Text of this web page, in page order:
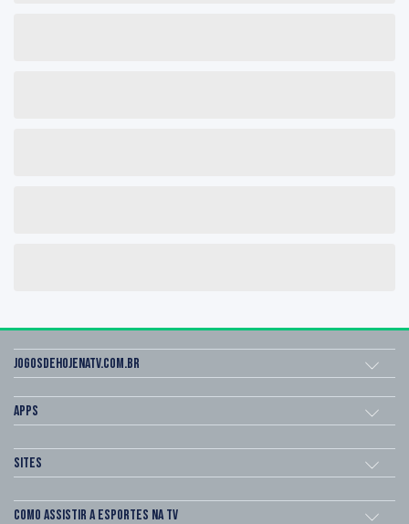
Jogosdehojenatv.com.br
Apps
Sites
Como assistir a esportes na TV